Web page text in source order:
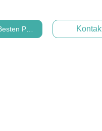
Preis